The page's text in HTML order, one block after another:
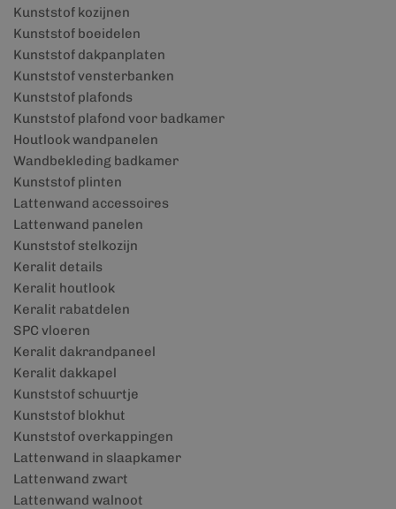
Kunststof kozijnen
Kunststof boeidelen
Kunststof dakpanplaten
Kunststof vensterbanken
Kunststof plafonds
Kunststof plafond voor badkamer
Houtlook wandpanelen
Wandbekleding badkamer
Kunststof plinten
Lattenwand accessoires
Lattenwand panelen
Kunststof stelkozijn
Keralit details
Keralit houtlook
Keralit rabatdelen
SPC vloeren
Keralit dakrandpaneel
Keralit dakkapel
Kunststof schuurtje
Kunststof blokhut
Kunststof overkappingen
Lattenwand in slaapkamer
Lattenwand zwart
Lattenwand walnoot